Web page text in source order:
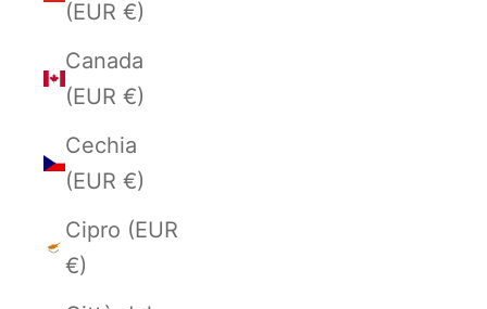
(EUR €)
Canada
(EUR €)
Cechia
(EUR €)
Cipro (EUR
€)